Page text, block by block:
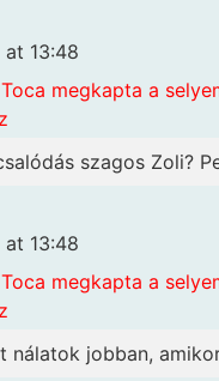
13:48
megkapta a
szagos Zoli?
13:48
megkapta a
nálatok jobban,